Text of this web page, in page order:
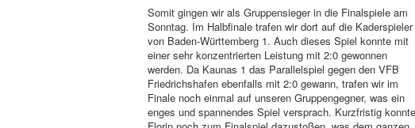
Somit gingen wir als Gruppensieger in die Finalspiele am
Sonntag. Im Halbfinale trafen wir dort auf die Kaderspieler
von Baden-Württemberg 1. Auch dieses Spiel konnte mit
einer sehr konzentrierten Leistung mit 2:0 gewonnen
werden. Da Kaunas 1 das Parallelspiel gegen den VFB
Friedrichshafen ebenfalls mit 2:0 gewann, trafen wir im
Finale noch einmal auf unseren Gruppengegner, was ein
enges und spannendes Spiel versprach. Kurzfristig